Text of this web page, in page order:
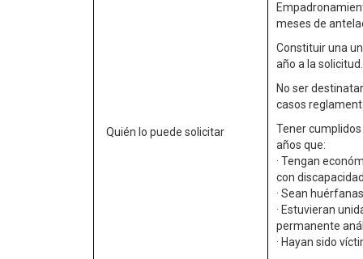
Quién lo puede solicitar
meses de
Constituir una
año a la solicitud.
No ser
casos
Tener
años que:
· Tengan
con
· Sean
· Estuvieran
permanente
· Hayan sido